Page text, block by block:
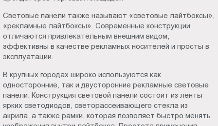
Световые панели также называют «световые лайтбоксы»,
«рекламные лайтбоксы». Современные конструкции
отличаются привлекательным внешним видом,
эффективны в качестве рекламных носителей и просты в
эксплуатации.
В крупных городах широко используются как
односторонние, так и двусторонние рекламные световые
панели. Конструкция световой панели состоит из ленты
ярких светодиодов, светорассеивающего стекла из
акрила, а также рамки, которая позволяет быстро менять
9.00-
18.00
Сб.,
Вс.: